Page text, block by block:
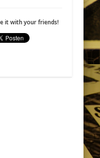
it with your friends!